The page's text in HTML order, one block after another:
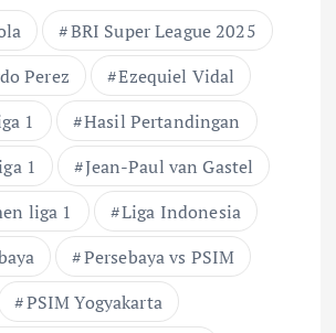
BRI Super League 2025
Perez
Ezequiel Vidal
1
Hasil Pertandingan
1
Jean-Paul van Gastel
liga 1
Liga Indonesia
Persebaya vs PSIM
PSIM Yogyakarta